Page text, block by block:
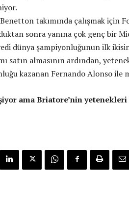
takımında çalışmak için
sonra yanına çok genç bir
dünya şampiyonluğunun ilk
satın almasının ardından,
kazanan Fernando Alonso ile
ama Briatore’nin